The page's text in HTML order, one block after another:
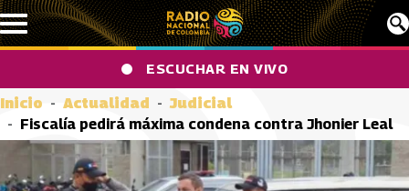
Pasar al contenido principal
ESCUCHAR EN VIVO
Inicio Actualidad
Judicial
Fiscalía pedirá máxima condena contra Jhonier Leal